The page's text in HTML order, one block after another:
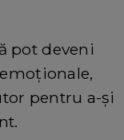
pot deveni
pentru a-și